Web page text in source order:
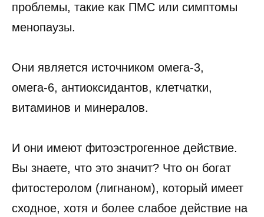
проблемы, такие как ПМС или симптомы
менопаузы.
Они является источником омега-3,
омега-6, антиоксидантов, клетчатки,
витаминов и минералов.
И они имеют фитоэстрогенное действие.
Вы знаете, что это значит? Что он богат
фитостеролом (лигнаном), который имеет
сходное, хотя и более слабое действие на